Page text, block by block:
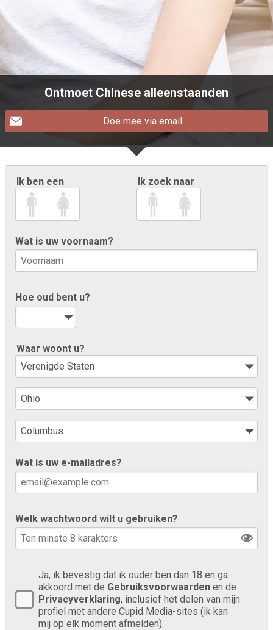
Ontmoet Chinese alleenstaanden
Doe mee via email
Ik ben een Ik zoek naar
Wat is uw voornaam?
Hoe oud bent u?
Waar woont u?
Wat is uw e-mailadres?
Welk wachtwoord wilt u gebruiken?
Ja, ik bevestig dat ik ouder ben dan 18 en ga
akkoord met de Gebruiksvoorwaarden en de
Privacyverklaring, inclusief het delen van mijn
profiel met andere Cupid Media-sites (ik kan
mij op elk moment afmelden).